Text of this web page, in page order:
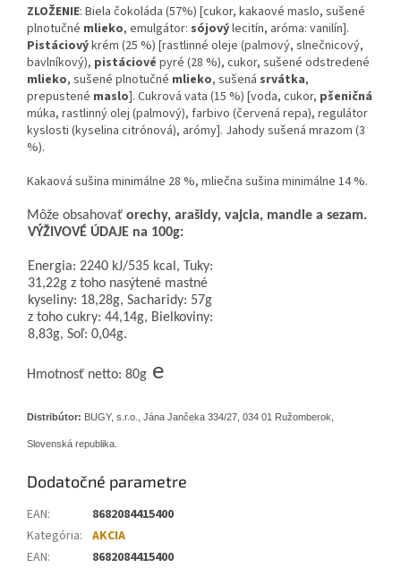
ZLOŽENIE: Biela čokoláda (57%) [cukor, kakaové maslo, sušené
plnotučné mlieko, emulgátor: sójovýlecitín, aróma: vanilín].
Pistáciovýkrém (25 %) [rastlinné oleje (palmový, slnečnicový,
bavlníkový), pistáciové pyré (28 %), cukor, sušené odstredené
mlieko, sušené plnotučné mlieko, sušená srvátka,
prepustené maslo]. Cukrová vata (15 %) [voda, cukor, pšeničná
múka, rastlinný olej (palmový), farbivo (červená repa), regulátor
kyslosti (kyselina citrónová), arómy]. Jahody sušená mrazom (3
%).
Kakaová sušina minimálne 28 %, mliečna sušina minimálne 14 %.
Môže obsahovať orechy, arašidy, vajcia, mandle a sezam.
VÝŽIVOVÉ ÚDAJE na 100g:
Energia: 2240 kJ/535 kcal, Tuky:
31,22g z toho nasýtené mastné
kyseliny: 18,28g, Sacharidy: 57g
z toho cukry: 44,14g, Bielkoviny:
8,83g, Soľ: 0,04g.
Hmotnosť netto: 80g e
Distribútor: BUGY, s.r.o., Jána Jančeka 334/27, 034 01 Ružomberok,
Slovenská republika.
Dodatočné parametre
EAN:
8682084415400
Kategória: AKCIA
EAN:
8682084415400